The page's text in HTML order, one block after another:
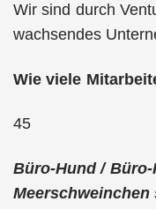
Wir sind durch
wachsendes
Wie viele
45
Büro-Hund /